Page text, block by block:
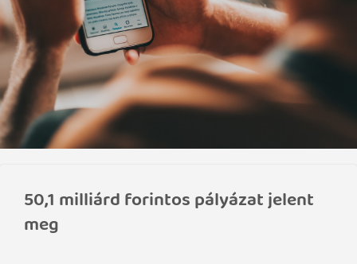
50,1 milliárd forintos pályázat jelent
meg